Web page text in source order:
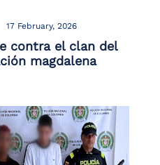
17 February, 2026
contra el clan del
magdalena